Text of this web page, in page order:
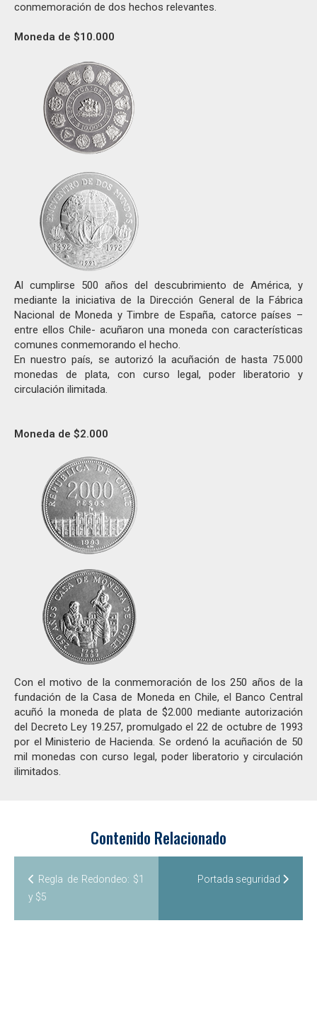
conmemoración de dos hechos relevantes.
Moneda de $10.000
Al cumplirse 500 años del descubrimiento de América, y
mediante la iniciativa de la Dirección General de la Fábrica
Nacional de Moneda y Timbre de España, catorce países –
entre ellos Chile- acuñaron una moneda con características
comunes conmemorando el hecho.
En nuestro país, se autorizó la acuñación de hasta 75.000
monedas de plata, con curso legal, poder liberatorio y
circulación ilimitada.
Moneda de $2.000
Con el motivo de la conmemoración de los 250 años de la
fundación de la Casa de Moneda en Chile, el Banco Central
acuñó la moneda de plata de $2.000 mediante autorización
del Decreto Ley 19.257, promulgado el 22 de octubre de 1993
por el Ministerio de Hacienda. Se ordenó la acuñación de 50
mil monedas con curso legal, poder liberatorio y circulación
ilimitados.
Contenido Relacionado
Regla de Redondeo: $1
y $5
Portada seguridad